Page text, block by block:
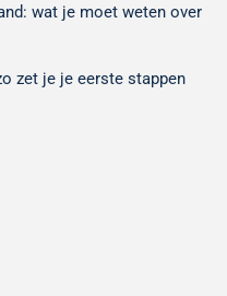
wat je moet weten over
zet je je eerste stappen